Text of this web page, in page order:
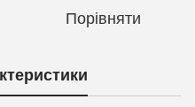
Порівняти